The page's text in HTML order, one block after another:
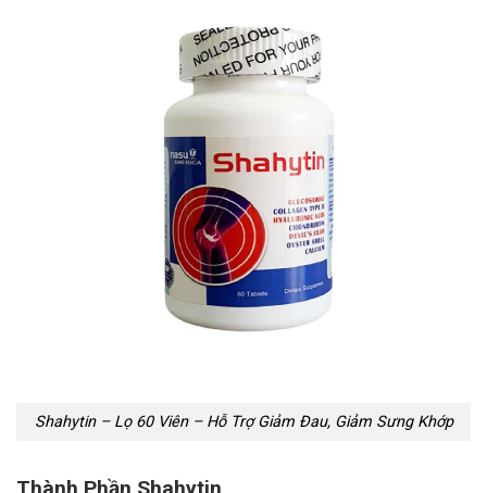
Shahytin – Lọ 60 Viên – Hỗ Trợ Giảm Đau, Giảm Sưng Khớp
Thành Phần Shahytin